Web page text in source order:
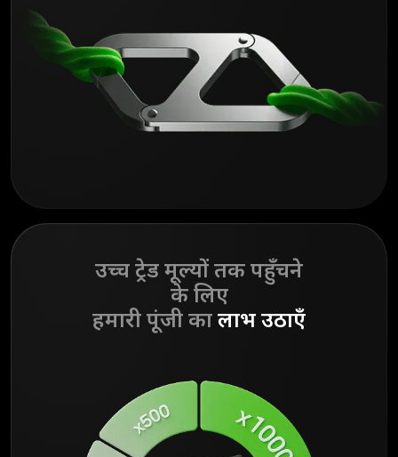
उच्च ट्रेड मूल्यों तक पहुँचने
के लिए
हमारी पूंजी कालाभ उठाएँ